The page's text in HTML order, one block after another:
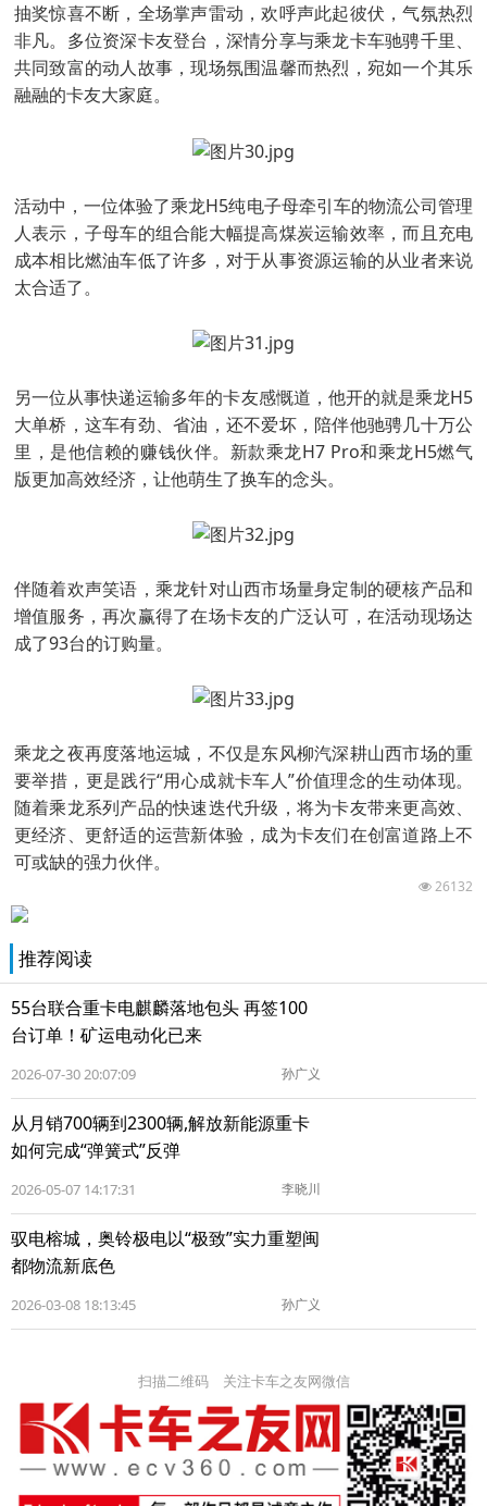
抽奖惊喜不断，全场掌声雷动，欢呼声此起彼伏，气氛热烈
非凡。多位资深卡友登台，深情分享与乘龙卡车驰骋千里、
共同致富的动人故事，现场氛围温馨而热烈，宛如一个其乐
融融的卡友大家庭。
活动中，一位体验了乘龙H5纯电子母牵引车的物流公司管理
人表示，子母车的组合能大幅提高煤炭运输效率，而且充电
成本相比燃油车低了许多，对于从事资源运输的从业者来说
太合适了。
另一位从事快递运输多年的卡友感慨道，他开的就是乘龙H5
大单桥，这车有劲、省油，还不爱坏，陪伴他驰骋几十万公
里，是他信赖的赚钱伙伴。新款乘龙H7 Pro和乘龙H5燃气
版更加高效经济，让他萌生了换车的念头。
伴随着欢声笑语，乘龙针对山西市场量身定制的硬核产品和
增值服务，再次赢得了在场卡友的广泛认可，在活动现场达
成了93台的订购量。
乘龙之夜再度落地运城，不仅是东风柳汽深耕山西市场的重
要举措，更是践行“用心成就卡车人”价值理念的生动体现。
随着乘龙系列产品的快速迭代升级，将为卡友带来更高效、
更经济、更舒适的运营新体验，成为卡友们在创富道路上不
可或缺的强力伙伴。
26132
推荐阅读
55台联合重卡电麒麟落地包头 再签100
台订单！矿运电动化已来
2026-07-30 20:07:09 孙广义
从月销700辆到2300辆,解放新能源重卡
如何完成“弹簧式”反弹
2026-05-07 14:17:31 李晓川
驭电榕城，奥铃极电以“极致”实力重塑闽
都物流新底色
2026-03-08 18:13:45 孙广义
扫描二维码 关注卡车之友网微信